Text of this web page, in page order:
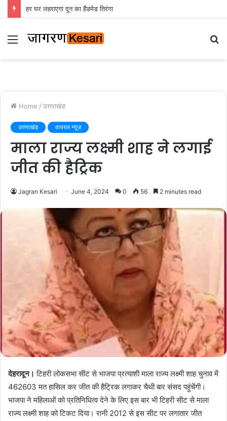
हर घर लहराएगा दून का हैंडमेड तिरंगा
Menu
Home / उत्तराखंड
उत्तराखंड वायरल न्यूज़
माला राज्य लक्ष्मी शाह ने लगाई
जीत की हैट्रिक
Jagran Kesari June 4, 2024 0 56 2 minutes read
देहरादून। टिहरी लोकसभा सीट से भाजपा प्रत्याशी माला राज्य लक्ष्मी शाह चुनाव में
462603 मत हासिल कर जीत की हैट्रिक लगाकर चैथी बार संसद पहुंचेंगी।
भाजपा ने महिलाओं को प्रतिनिधित्व देने के लिए इस बार भी टिहरी सीट से माला
राज्य लक्ष्मी शाह को टिकट दिया। रानी 2012 से इस सीट पर लगातार जीत